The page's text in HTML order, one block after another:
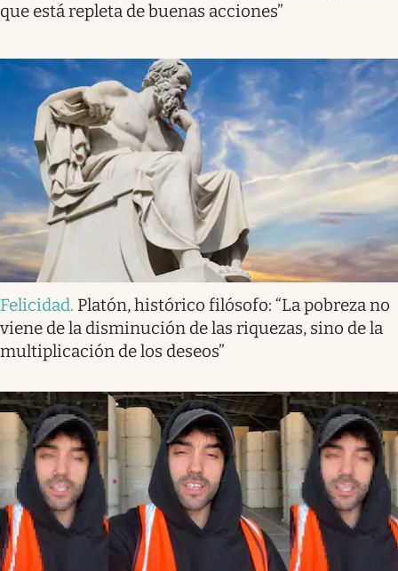
que está repleta de buenas acciones”
Felicidad. Platón, histórico filósofo: “La pobreza no
viene de la disminución de las riquezas, sino de la
multiplicación de los deseos”